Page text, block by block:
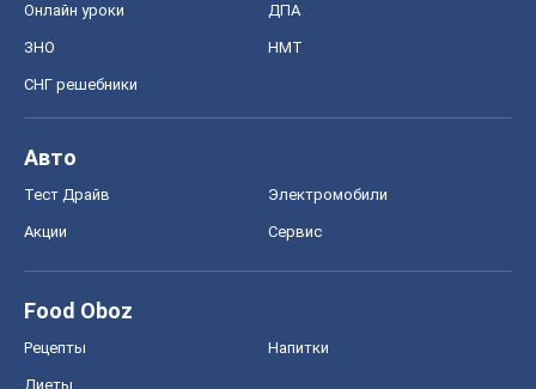
Онлайн уроки ДПА
ЗНО НМТ
СНГ решебники
Авто
Тест Драйв Электромобили
Акции Сервис
Food Oboz
Рецепты Напитки
Диеты